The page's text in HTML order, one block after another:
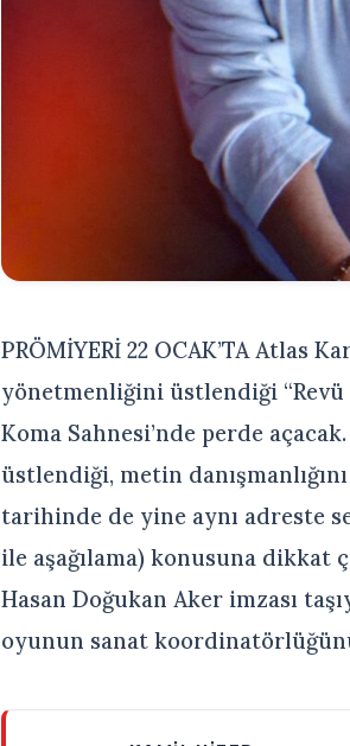
PRÖMİYERİ 22 OCAK’TA Atlas
yönetmenliğini üstlendiği “Revü
Koma Sahnesi’nde perde
üstlendiği, metin
tarihinde de yine aynı adreste
ile aşağılama) konusuna dikkat
Hasan Doğukan Aker imzası
oyunun sanat